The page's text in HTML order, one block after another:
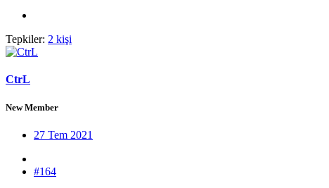
Tepkiler: 2 kişi
CtrL
New Member
27 Tem 2021
#164